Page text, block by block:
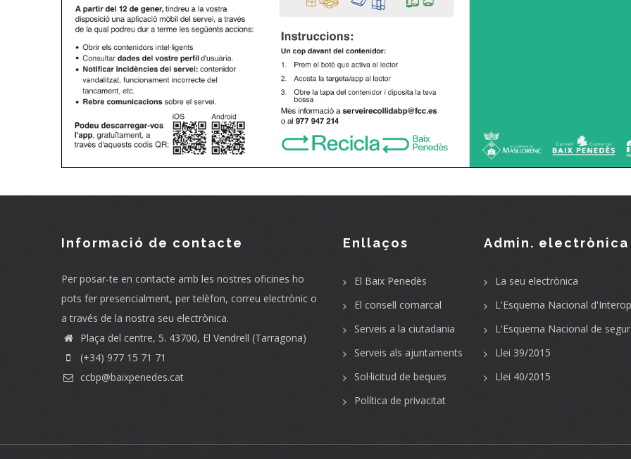
Informació de contacte
Per posar-te en contacte amb les nostres oficines ho
pots fer presencialment, per telèfon, correu electrònic o
a través de la nostra seu electrònica.
Plaça del centre, 5. 43700, El Vendrell (Tarragona)
(+34) 977 15 71 71
ccbp@baixpenedes.cat
Enllaços
El Baix Penedès
El consell comarcal
Serveis a la ciutadania
Serveis als ajuntaments
Sol·licitud de beques
Política de privacitat
Admin. electrònica
La seu electrònica
L'Esquema Nacional
L'Esquema Nacional de
Llei 39/2015
Llei 40/2015